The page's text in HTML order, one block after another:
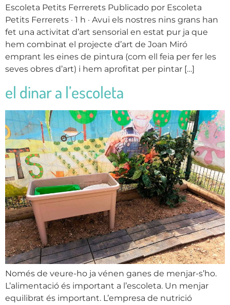
Escoleta Petits Ferrerets Publicado por Escoleta
Petits Ferrerets · 1 h · Avui els nostres nins grans han
fet una activitat d’art sensorial en estat pur ja que
hem combinat el projecte d’art de Joan Miró
emprant les eines de pintura (com ell feia per fer les
seves obres d’art) i hem aprofitat per pintar […]
el dinar a l’escoleta
Només de veure-ho ja vénen ganes de menjar-s’ho.
L’alimentació és important a l’escoleta. Un menjar
equilibrat és important. L’empresa de nutrició